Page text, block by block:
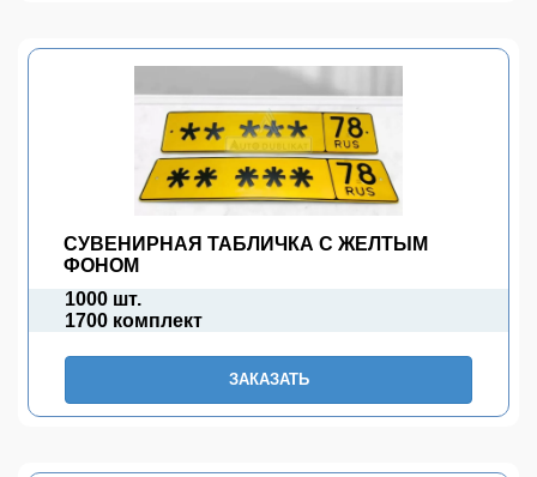
СУВЕНИРНАЯ ТАБЛИЧКА С ЖЕЛТЫМ
ФОНОМ
1000 шт.
1700 комплект
ЗАКАЗАТЬ